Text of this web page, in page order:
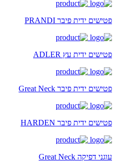
פטישים ידית פיבר PRANDI
פטישים ידית עץ ADLER
פטישים ידית פיבר Great Neck
פטישים ידית פיבר HARDEN
עוגני דפיקה Great Neck